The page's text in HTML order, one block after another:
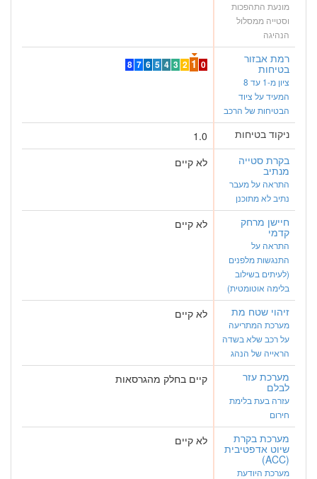
מונעת התהפכות
וסטייה ממסלול
הנהיגה
רמת אבזור
בטיחות
ציון מ-1 עד 8
המעיד על ציוד
הבטיחות של הרכב
0
1
2
3
4
5
6
7
8
ניקוד בטיחות
1.0
בקרת סטייה
מנתיב
התראה על מעבר
נתיב לא מתוכנן
לא קיים
חיישן מרחק
קדמי
התראה על
התנגשות מלפנים
(לעיתים בשילוב
בלימה אוטומטית)
לא קיים
זיהוי שטח מת
מערכת המתריעה
על רכב שלא בשדה
הראייה של הנהג
לא קיים
מערכת עזר
לבלם
עזרה בעת בלימת
חירום
קיים בחלק מהגרסאות
מערכת בקרת
שיוט אדפטיבית
(ACC)
מערכת היודעת
לא קיים